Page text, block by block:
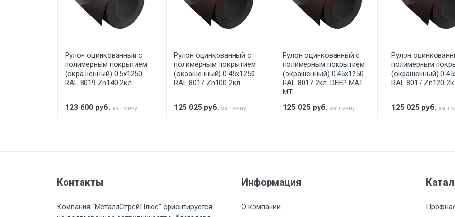
При доставке товара, Клиент заранее обязан обеспечить подъезные пути для разгружаемого а/
Стоимость доставки по РФ рассчитывается индивидуально.
Тип транспорта
Ставка по Москве
ТТК Садовое 1км за
Рулон оцинкованный с
полимерным покрытием
(окрашенный) 0.5x1250
RAL 8019 Zn140 2кл.
123 600 руб. за тонну
Рулон оцинкованный с
полимерным покрытием
(окрашенный) 0.45x1250
RAL 8017 Zn100 2кл.
125 025 руб. за тонну
Рулон оцинкованный с
полимерным покрытием
(окрашенный) 0.45x1250
RAL 8017 2кл. DEEP MAT
МТ
125 025 руб. за тонну
Рулон
полимерным
(окрашенный)
RAL 8017 Zn120
125 025 руб. за
Контакты
Компания “МеталлСтройПлюс” ориентируется
Информация
О компании